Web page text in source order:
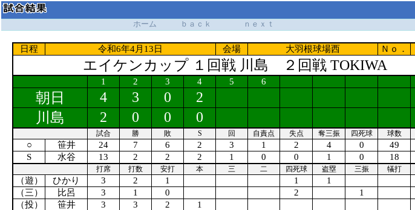
日程 令和6年4月13日 会場 大羽根球場西 Ｎｏ．
エイケンカップ １回戦 川島 ２回戦 TOKIWA
1 2 3 4 5 6
朝日 4 3 0 2
川島
2 0 0 0
試合 勝 敗 S 回 自責点 失点 奪三振 四死球 球数
○ 笹井 24 7 6 2 3 1 2 4 0 49
S
水谷 13 2 2 2 1 0 0 1 0 18
打席 打数 安打 本 三 二 四死球 盗塁 三振 犠打
（遊） ひかり 3 2 1 1 1
（三）
比呂 3 1 0 2 1
（投）
笹井 3 3 2 1
ホーム ｂａｃｋ ｎｅｘｔ